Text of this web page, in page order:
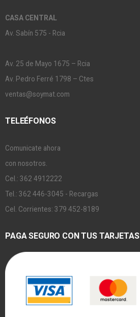
CASA CENTRAL
Av. Sabín 575 - Rcia
Av. 25 de Mayo 1675 – Rcia
Av. Pedro Ferré 1798 – Ctes
ventas@soymat.com
TELEÉFONOS
Comunicate ahora
con nosotros.
Cel.: 362 4912222
Tel.: 362 446-3045 - Recargas
Cel. Corrientes: 379 452-8189
PAGA SEGURO CON TUS TARJETAS